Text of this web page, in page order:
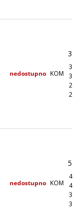
nedostupno KOM
nedostupno KOM